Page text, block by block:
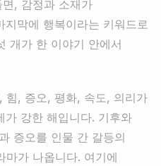
, 감정과 소재가
지막에 행복이라는 키워드로
개가 한 이야기 안에서
힘, 증오, 평화, 속도, 의리가
가 강한 해입니다. 기후와
증오를 인물 간 갈등의
마가 나옵니다. 여기에